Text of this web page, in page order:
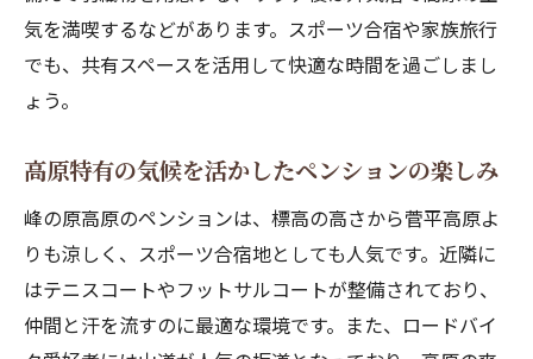
気を満喫するなどがあります。スポーツ合宿や家族旅行
でも、共有スペースを活用して快適な時間を過ごしまし
ょう。
高原特有の気候を活かしたペンションの楽しみ
峰の原高原のペンションは、標高の高さから菅平高原よ
りも涼しく、スポーツ合宿地としても人気です。近隣に
はテニスコートやフットサルコートが整備されており、
仲間と汗を流すのに最適な環境です。また、ロードバイ